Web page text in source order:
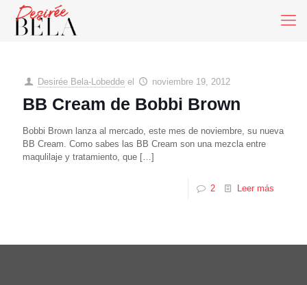
Desirée Bela-Lobedde el noviembre 19, 2012
BB Cream de Bobbi Brown
Bobbi Brown lanza al mercado, este mes de noviembre, su nueva
BB Cream. Como sabes las BB Cream son una mezcla entre
maqulilaje y tratamiento, que […]
2 Leer más